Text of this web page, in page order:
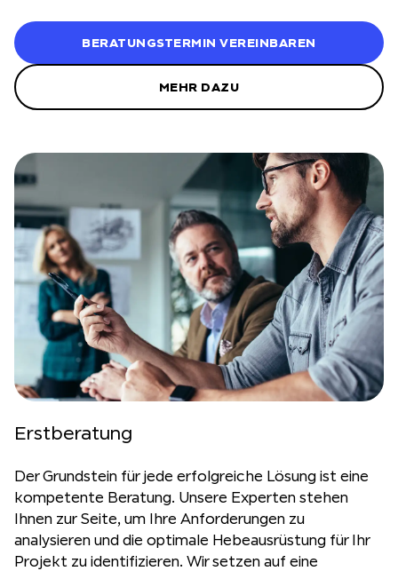
BERATUNGSTERMIN VEREINBAREN
MEHR DAZU
Erstberatung
Der Grundstein für jede erfolgreiche Lösung ist eine
kompetente Beratung. Unsere Experten stehen
Ihnen zur Seite, um Ihre Anforderungen zu
analysieren und die optimale Hebeausrüstung für Ihr
Projekt zu identifizieren. Wir setzen auf eine